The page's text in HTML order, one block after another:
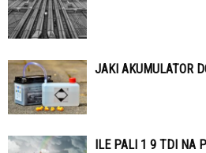
JAKI AKUMULATOR
ILE PALI 1 9 TDI NA